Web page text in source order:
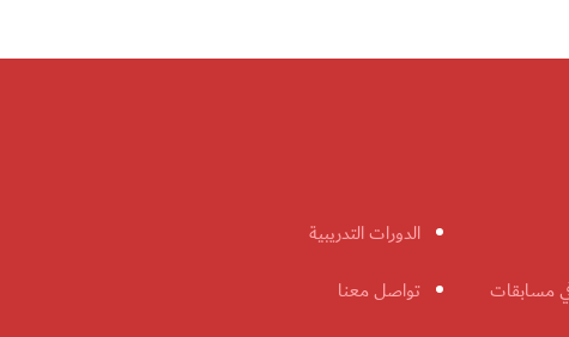
الدورات التدريبية
مسابقات
تواصل معنا